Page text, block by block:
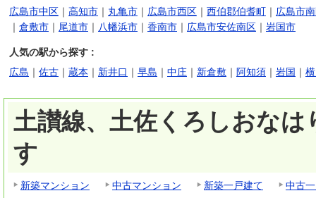
広島市中区 ｜ 高知市 ｜ 丸亀市 ｜ 広島市西区 ｜ 西伯郡伯耆町 ｜ 広島市
｜ 倉敷市 ｜ 尾道市 ｜ 八幡浜市 ｜ 香南市 ｜ 広島市安佐南区 ｜ 岩国市
人気の駅から探す :
広島 ｜ 佐古 ｜ 蔵本 ｜ 新井口 ｜ 早島 ｜ 中庄 ｜ 新倉敷 ｜ 阿知須 ｜ 岩国 ｜
土讃線、土佐くろしおな
す
新築マンション 中古マンション 新築一戸建て
中古